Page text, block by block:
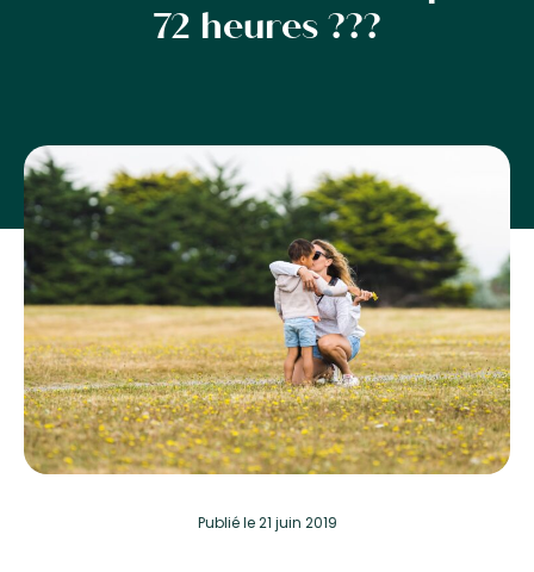
72 heures ???
Publiéle 21 juin 2019